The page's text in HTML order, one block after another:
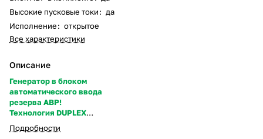
Высокие пусковые токи: да
Исполнение: открытое
Все характеристики
Описание
Генератор в блоком
автоматического ввода
резерва АВР!
Технология DUPLEX
максимальные пусковые токи
до 65 А!
Подробности